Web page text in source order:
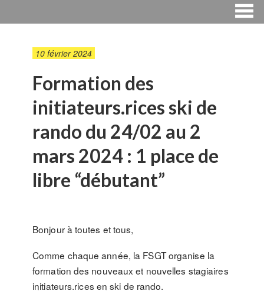
10 février 2024
Formation des
initiateurs.rices ski de
rando du 24/02 au 2
mars 2024 : 1 place de
libre “débutant”
Bonjour à toutes et tous,
Comme chaque année, la FSGT organise la
formation des nouveaux et nouvelles stagiaires
initiateurs.rices en ski de rando.